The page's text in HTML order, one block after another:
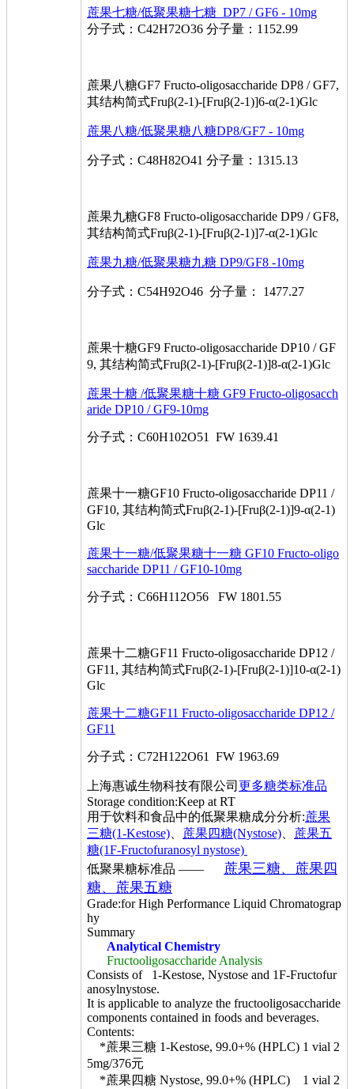
蔗果七糖/低聚果糖七糖 DP7 / GF6 - 10mg
分子式：C42H72O36 分子量：1152.99
蔗果八糖GF7 Fructo-oligosaccharide DP8 / GF7,
其结构简式Fruβ(2-1)-[Fruβ(2-1)]6-α(2-1)Glc
蔗果八糖/低聚果糖八糖DP8/GF7 - 10mg
分子式：C48H82O41 分子量：1315.13
蔗果九糖GF8 Fructo-oligosaccharide DP9 / GF8,
其结构简式Fruβ(2-1)-[Fruβ(2-1)]7-α(2-1)Glc
蔗果九糖/低聚果糖九糖 DP9/GF8 -10mg
分子式：C54H92O46 分子量： 1477.27
蔗果十糖GF9 Fructo-oligosaccharide DP10 / GF
9, 其结构简式Fruβ(2-1)-[Fruβ(2-1)]8-α(2-1)Glc
蔗果十糖 /低聚果糖十糖 GF9 Fructo-oligosacch
aride DP10 / GF9-10mg
分子式：C60H102O51 FW 1639.41
蔗果十一糖GF10 Fructo-oligosaccharide DP11 /
GF10, 其结构简式Fruβ(2-1)-[Fruβ(2-1)]9-α(2-1)
Glc
蔗果十一糖/低聚果糖十一糖 GF10 Fructo-oligo
saccharide DP11 / GF10-10mg
分子式：C66H112O56 FW 1801.55
蔗果十二糖GF11 Fructo-oligosaccharide DP12 /
GF11, 其结构简式Fruβ(2-1)-[Fruβ(2-1)]10-α(2-1)
Glc
蔗果十二糖GF11 Fructo-oligosaccharide DP12 /
GF11
分子式：C72H122O61 FW 1963.69
上海惠诚生物科技有限公司 更多糖类标准品
Storage condition:Keep at RT
用于饮料和食品中的低聚果糖成分分析:蔗果
三糖(1-Kestose)
蔗果四糖(Nystose)
蔗果五
糖(1F-Fructofuranosyl nystose)
低聚果糖标准品 ——
蔗果三糖、蔗果四
糖、蔗果五糖
Grade:for High Performance Liquid Chromatograp
hy
Summary
Analytical Chemistry
Fructooligosaccharide Analysis
Consists of 1-Kestose, Nystose and 1F-Fructofur
anosylnystose.
It is applicable to analyze the fructooligosaccharide
components contained in foods and beverages.
Contents:
*蔗果三糖 1-Kestose, 99.0+% (HPLC) 1 vial 2
5mg/376元
*蔗果四糖 Nystose, 99.0+% (HPLC) 1 vial 2